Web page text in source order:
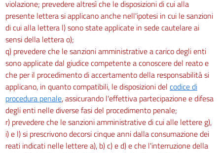
231
232
Capo II
Protezione da agenti cancerogeni e mutageni
Sezione I
Disposizioni generali
233
234
Sezione II
violazione; prevedere altresì che le disposizioni di cui alla
presente lettera si applicano anche nell'ipotesi in cui le sanzioni
di cui alla lettera l) sono state applicate in sede cautelare ai
sensi della lettera o);
q) prevedere che le sanzioni amministrative a carico degli enti
sono applicate dal giudice competente a conoscere del reato e
che per il procedimento di accertamento della responsabilità si
applicano, in quanto compatibili, le disposizioni del codice di
procedura penale, assicurando l'effettiva partecipazione e difesa
degli enti nelle diverse fasi del procedimento penale;
r) prevedere che le sanzioni amministrative di cui alle lettere g),
i) e l) si prescrivono decorsi cinque anni dalla consumazione dei
reati indicati nelle lettere a), b) c) e d) e che l'interruzione della